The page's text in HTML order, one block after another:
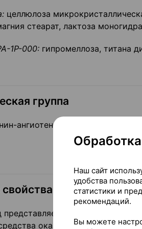
целлюлоза
стеарат, лактоза
1Р-000: гипромеллоза, титана
группа
ангиотензиновую систему.
собой
оказывают аддитивное
Наш сайт
удобства
статистики и
рекомендаций.
Вы можете